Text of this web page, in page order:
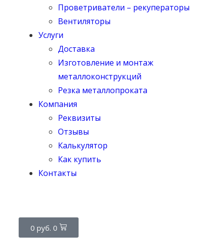
Проветриватели – рекуператоры
Вентиляторы
Услуги
Доставка
Изготовление и монтаж
металлоконструкций
Резка металлопроката
Компания
Реквизиты
Отзывы
Калькулятор
Как купить
Контакты
0 руб. 0